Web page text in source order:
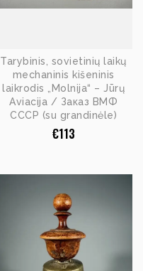
Tarybinis, sovietinių laikų
mechaninis kišeninis
laikrodis „Molnija“ – Jūrų
Aviacija / Заказ ВМФ
СССР (su grandinėle)
€113